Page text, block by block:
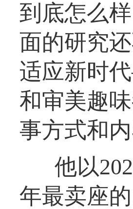
到底怎么
面的研究
适应新时
和审美趣
事方式和
他以
年最卖座